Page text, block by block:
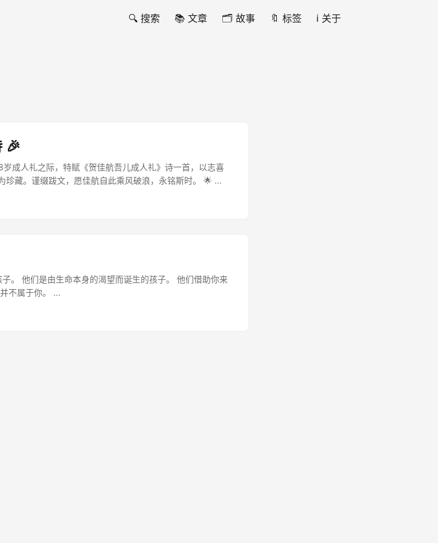
🔍 搜索 📚 文章 🗂️ 故事 🔖 标签 ℹ️ 关于
🎉
成人礼之际，特赋《贺佳航吾儿成人礼》诗一首，以志喜
珍藏。谨缀跋文，愿佳航自此乘风破浪，永铭斯时。 🌟 ...
。 他们是由生命本身的渴望而诞生的孩子。 他们借助你来
不属于你。 ...